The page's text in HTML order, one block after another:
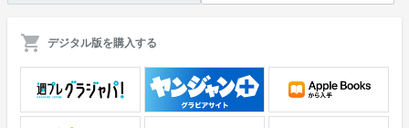
デジタル版を購入する